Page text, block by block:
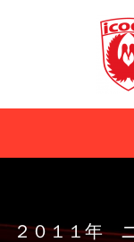
２０１１年